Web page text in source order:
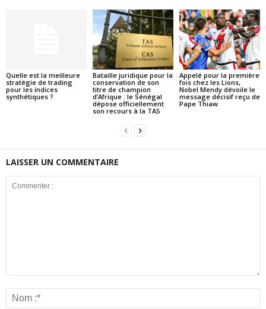
Quelle est la meilleure
stratégie de trading
pour les indices
synthétiques ?
Bataille juridique pour la
conservation de son
titre de champion
d’Afrique : le Sénégal
dépose officiellement
son recours à la TAS
Appelé pour la première
fois chez les Lions,
Nobel Mendy dévoile le
message décisif reçu de
Pape Thiaw
LAISSER UN COMMENTAIRE